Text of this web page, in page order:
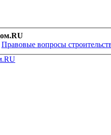
Правовые вопросы